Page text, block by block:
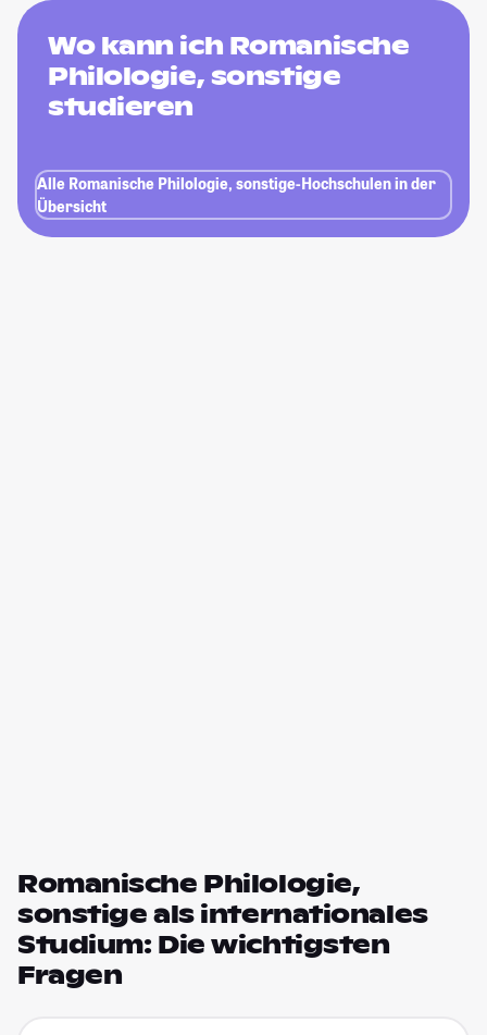
Wo kann ich Romanische
Philologie, sonstige
studieren
Alle Romanische Philologie, sonstige-Hochschulen in der
Übersicht
Romanische Philologie,
sonstige als internationales
Studium: Die wichtigsten
Fragen